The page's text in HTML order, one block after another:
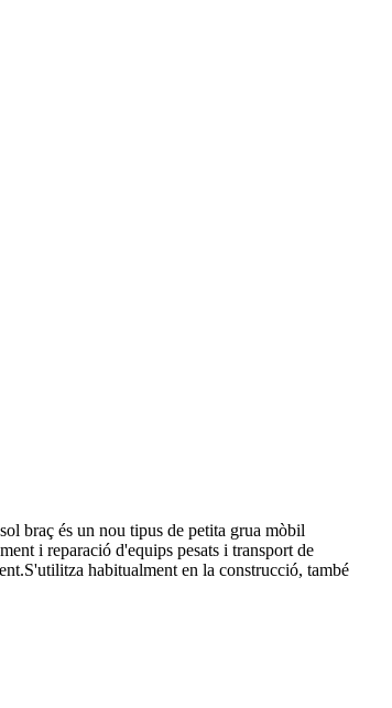
braç és un nou tipus de petita grua mòbil
i reparació d'equips pesats i transport de
habitualment en la construcció, també